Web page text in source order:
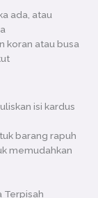
ada, atau
koran atau busa
isi kardus
barang rapuh
memudahkan
Terpisah